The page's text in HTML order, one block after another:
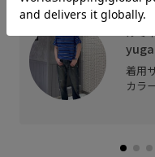
ルミ
着用
カラ